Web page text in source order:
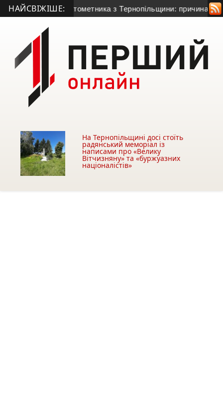
НАЙСВІЖІШЕ:
гранатометника з Тернопільщини: причина смерті –
На Тернопільщині досі стоїть
радянський меморіал із
написами про «Велику
Вітчизняну» та «буржуазних
націоналістів»